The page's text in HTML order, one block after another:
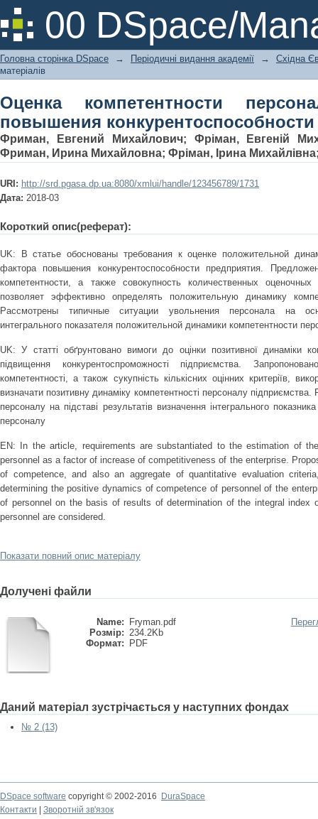
00 DSpace/
Оценка компетентности
конкурентоспособности
Головна сторінка DSpace → Періодичні видання академії →
Східна
матеріалів
Оценка компетентности
повышения
Фриман, Евгений Михайлович; Фріман, Евгеній
Фриман, Ирина Михайловна; Фріман, Ірина Михайлівна
URI: http://srd.pgasa.dp.ua:8080/xmlui/handle/123456789/1731
Дата: 2018-03
Короткий опис(реферат):
UK: В статье обоснованы требования к оценке положительной
фактора повышения конкурентоспособности предприятия.
компетентности, а также совокупность количественных оценочных
позволяет эффективно определять положительную динамику
Рассмотрены типичные ситуации увольнения персонала на
интегрального показателя положительной динамики компетентности
UK: У статті обґрунтовано вимоги до оцінки позитивної динаміки
підвищення конкурентоспроможності підприємства.
компетентності, а також сукупність кількісних оцінних критеріїв,
визначати позитивну динаміку компетентності персоналу підприємства.
персоналу на підставі результатів визначення інтегрального
персоналу
EN: In the article, requirements are substantiated to the estimation of
personnel as a factor of increase of competitiveness of the enterprise.
of competence, and also an aggregate of quantitative evaluation
determining the positive dynamics of competence of personnel of the
of personnel on the basis of results of determination of the integral index
personnel are considered.
Показати повний опис матеріалу
Долучені файли
Name:
Fryman.pdf
Розмір: 234.2Kb
Формат:
PDF
Даний матеріал зустрічається у наступних фондах
№ 2 (13)
DSpace software copyright © 2002-2016
DuraSpace
Контакти
Зворотній зв'язок